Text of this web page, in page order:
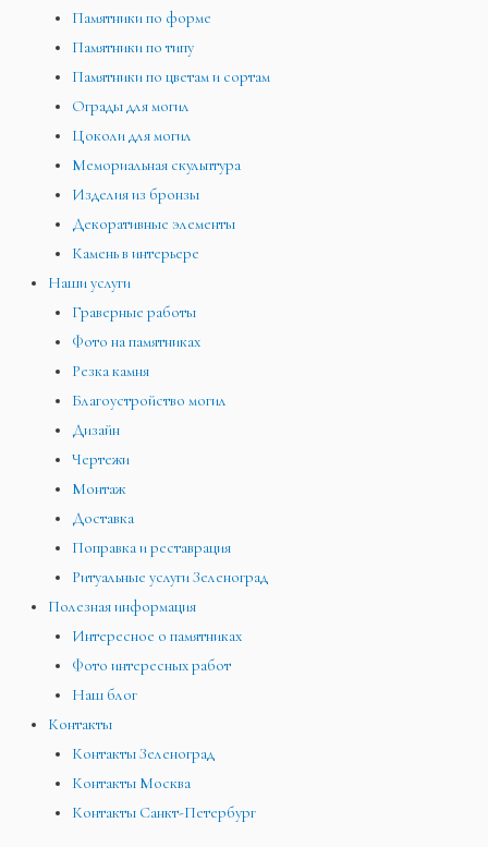
Памятники по форме
Памятники по типу
Памятники по цветам и сортам
Ограды для могил
Цоколи для могил
Мемориальная скульптура
Изделия из бронзы
Декоративные элементы
Камень в интерьере
Наши услуги
Граверные работы
Фото на памятниках
Резка камня
Благоустройство могил
Дизайн
Чертежи
Монтаж
Доставка
Поправка и реставрация
Ритуальные услуги Зеленоград
Полезная информация
Интересное о памятниках
Фото интересных работ
Наш блог
Контакты
Контакты Зеленоград
Контакты Москва
Контакты Санкт-Петербург